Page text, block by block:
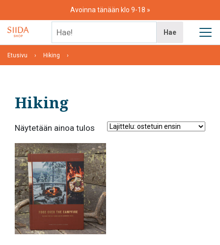
content
Avoinna tänään klo 9-18
Hae
Etusivu Hiking
Hiking
Näytetään ainoa tulos